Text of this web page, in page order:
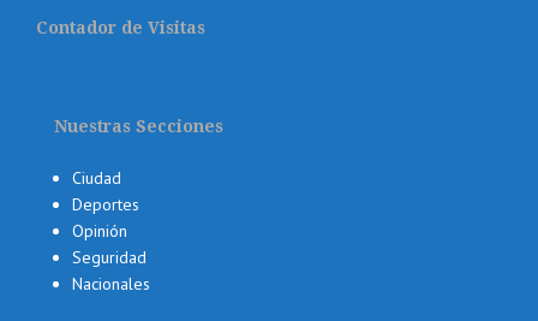
Contador de Visitas
Nuestras Secciones
Ciudad
Deportes
Opinión
Seguridad
Nacionales